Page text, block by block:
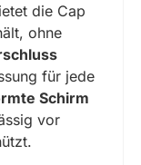
die Cap
ohne
für jede
Schirm
vor